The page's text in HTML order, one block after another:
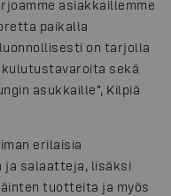
asiakkaillemme
paikalla
on tarjolla
sekä
asukkaille”, Kilpiä
erilaisia
ja salaatteja, lisäksi
tuotteita ja myös